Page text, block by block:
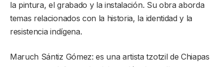
la pintura, el grabado y la instalación. Su obra aborda
temas relacionados con la historia, la identidad y la
resistencia indígena.
Maruch Sántiz Gómez: es una artista tzotzil de Chiapas